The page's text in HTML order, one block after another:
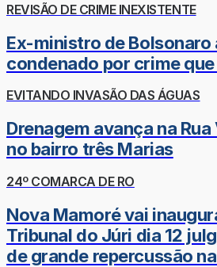
REVISÃO DE CRIME INEXISTENTE
Ex-ministro de
condenado por crime
EVITANDO INVASÃO DAS ÁGUAS
Drenagem avança na
no bairro três Marias
24º COMARCA DE RO
Nova Mamoré vai
Tribunal do Júri dia 12
de grande repercussão